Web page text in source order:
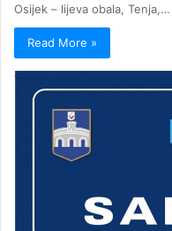
Osijek – lijeva obala, Tenja,…
Read More »